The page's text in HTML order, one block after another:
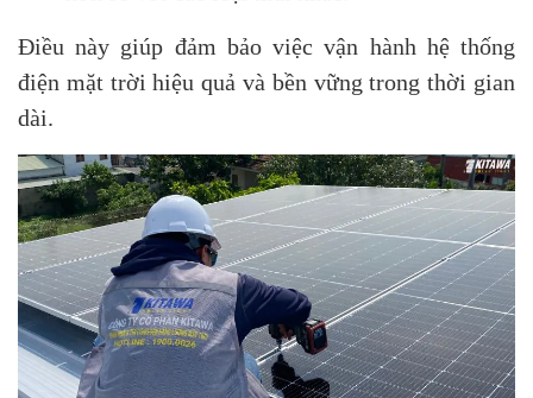
Điều này giúp đảm bảo việc vận hành hệ thống
điện mặt trời hiệu quả và bền vững trong thời gian
dài.